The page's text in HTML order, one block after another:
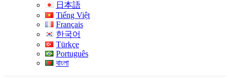
日本語
Tiếng Việt
Français
한국어
Türkçe
Português
বাংলা